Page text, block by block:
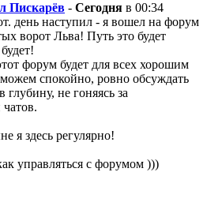
Пискарёв - Сегодня в 00:34
день наступил - я вошел на форум
ворот Льва! Путь это будет
форум будет для всех хорошим
спокойно, ровно обсуждать
не гоняясь за
я здесь регулярно!
управляться с форумом )))